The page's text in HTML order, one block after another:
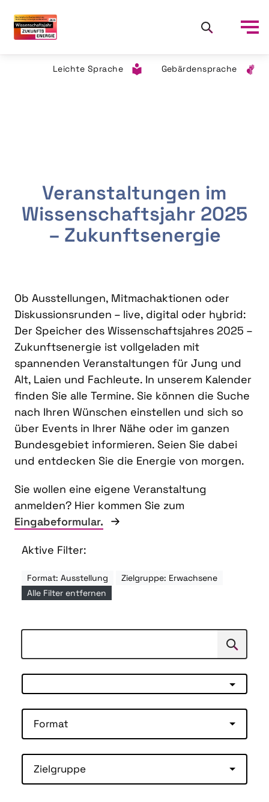
Leichte Sprache Gebärdensprache
Veranstaltungen im
Wissenschaftsjahr 2025
– Zukunftsenergie
Ob Ausstellungen, Mitmachaktionen oder
Diskussionsrunden – live, digital oder hybrid:
Der Speicher des Wissenschaftsjahres 2025 –
Zukunftsenergie ist vollgeladen mit
spannenden Veranstaltungen für Jung und
Alt, Laien und Fachleute. In unserem Kalender
finden Sie alle Termine. Sie können die Suche
nach Ihren Wünschen einstellen und sich so
über Events in Ihrer Nähe oder im ganzen
Bundesgebiet informieren. Seien Sie dabei
und entdecken Sie die Energie von morgen.
Sie wollen eine eigene Veranstaltung
anmelden? Hier kommen Sie zum
Eingabeformular.
Aktive Filter:
Format: Ausstellung
Zielgruppe: Erwachsene
Alle Filter entfernen
Suchen
Format
Zielgruppe